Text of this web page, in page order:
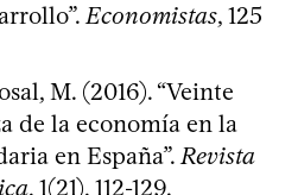
Economistas, 125
M. (2016). “Veinte
de la economía en la
en España”.Revista
, 1(21), 112-129.